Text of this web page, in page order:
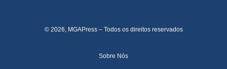
© 2026, MGAPress – Todos os direitos reservados
Sobre Nós